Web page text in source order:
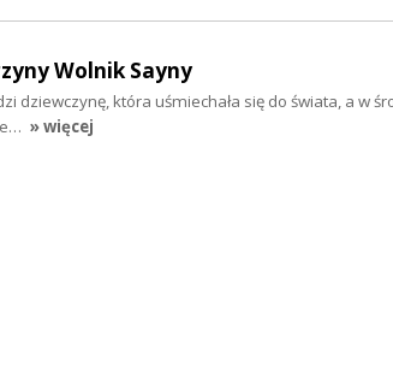
Wolnik Sayny
dziewczynę, która uśmiechała się do świata, a w
» więcej